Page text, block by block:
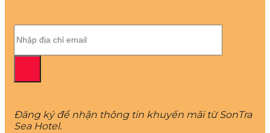
Đăng ký để nhận thông tin khuyến mãi từ SonTra
Sea Hotel.